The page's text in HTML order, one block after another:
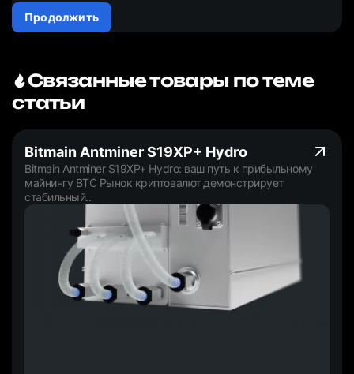
Продолжить
Связанные товары по теме
статьи
Bitmain Antminer S19XP+ Hydro
Bitmain Antminer S19XP+ Hydro: ваш путь к прибыльному
майнингу BTC Рынок криптовалют демонстрирует
стабильный..